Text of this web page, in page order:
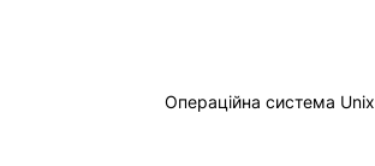
Операційна система Unix